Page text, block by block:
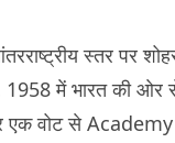
स्तर पर
में भारत की ओर
एक वोट से